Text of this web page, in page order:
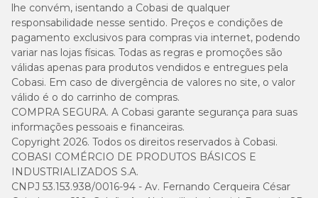
lhe convém, isentando a Cobasi de qualquer
responsabilidade nesse sentido. Preços e condições de
pagamento exclusivos para compras via internet, podendo
variar nas lojas físicas. Todas as regras e promoções são
válidas apenas para produtos vendidos e entregues pela
Cobasi. Em caso de divergência de valores no site, o valor
válido é o do carrinho de compras.
COMPRA SEGURA. A Cobasi garante segurança para suas
informações pessoais e financeiras.
Copyright 2026. Todos os direitos reservados à Cobasi.
COBASI COMÉRCIO DE PRODUTOS BÁSICOS E
INDUSTRIALIZADOS S.A.
CNPJ 53.153.938/0016-94 - Av. Fernando Cerqueira César